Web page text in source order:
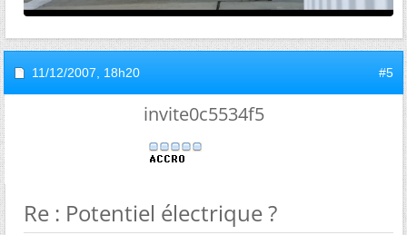
11/12/2007, 18h20 #5
invite0c5534f5
Re : Potentiel électrique ?